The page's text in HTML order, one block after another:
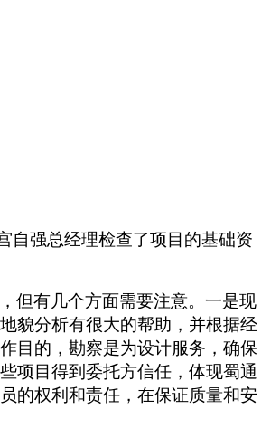
自强总经理检查了项目的基础资
但有几个方面需要注意。一是现
貌分析有很大的帮助，并根据经
目的，勘察是为设计服务，确保
项目得到委托方信任，体现蜀通
的权利和责任，在保证质量和安